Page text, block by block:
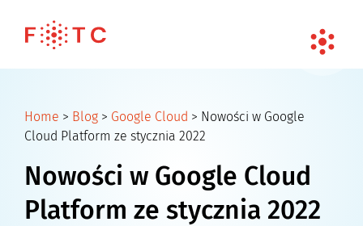
Home > Blog > Google Cloud > Nowości w Google
Cloud Platform ze stycznia 2022
Nowości w Google Cloud
Platform ze stycznia 2022